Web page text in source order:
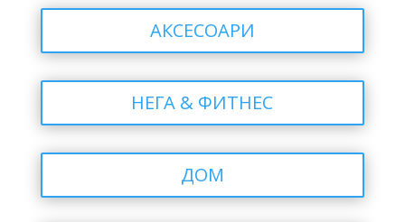
АКСЕСОАРИ
НЕГА & ФИТНЕС
ДОМ